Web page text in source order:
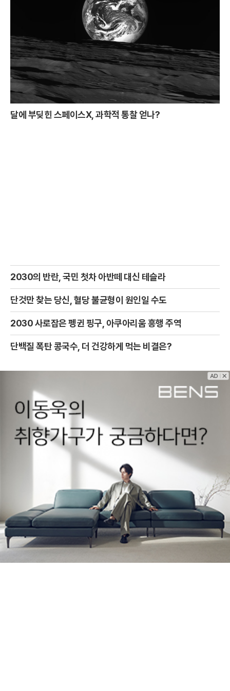
달에 부딪힌 스페이스X, 과학적 통찰 얻나?
2030의 반란, 국민 첫차 아반떼 대신 테슬라
단것만 찾는 당신, 혈당 불균형이 원인일 수도
2030 사로잡은 펭귄 핑구, 아쿠아리움 흥행 주역
단백질 폭탄 콩국수, 더 건강하게 먹는 비결은?